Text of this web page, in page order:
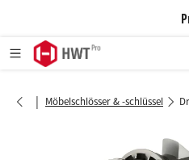
| Möbelschlösser & -schlüssel